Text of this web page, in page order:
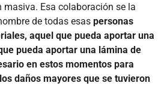
masiva. Esa colaboración se la
de todas esas personas
aquel que pueda aportar una
pueda aportar una lámina de
en estos momentos para
daños mayores que se tuvieron